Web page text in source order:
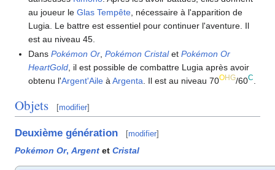
au joueur leGlas Tempête, nécessaire à l'apparition de
Lugia. Le battre est essentiel pour continuer l'aventure. Il
est au niveau 45.
DansPokémon Or ,Pokémon CristaletPokémon Or
HeartGold , il est possible de combattre Lugia après avoir
obtenu l'Argent'Aile àArgenta . Il est au niveau 70OHG/60C
Objets [modifier]
Deuxième génération [modifier]
Pokémon Or, Argent et Cristal